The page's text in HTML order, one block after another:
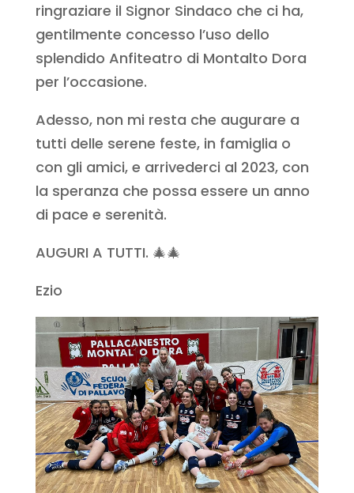
ringraziare il Signor Sindaco che ci ha,
gentilmente concesso l’uso dello
splendido Anfiteatro di Montalto Dora
per l’occasione.
Adesso, non mi resta che augurare a
tutti delle serene feste, in famiglia o
con gli amici, e arrivederci al 2023, con
la speranza che possa essere un anno
di pace e serenità.
AUGURI A TUTTI. 🎄🎄
Ezio